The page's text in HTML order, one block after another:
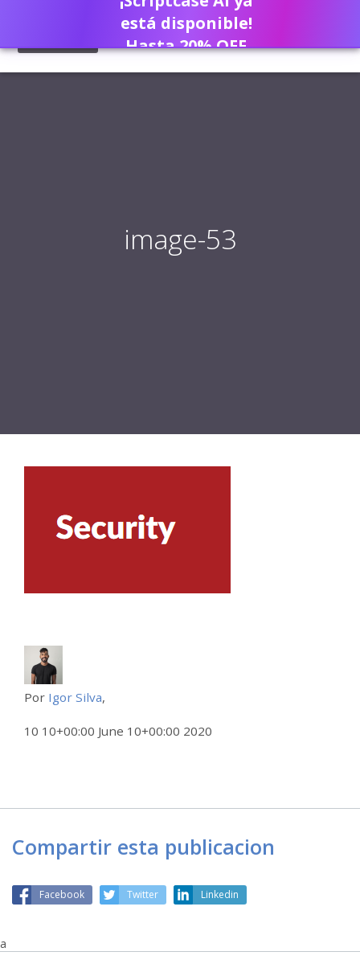
image-53
Por Igor Silva,
10 10+00:00 June 10+00:00 2020
Compartir esta publicacion
Facebook Twitter Linkedin
a
está disponible!
Hasta 20% OFF